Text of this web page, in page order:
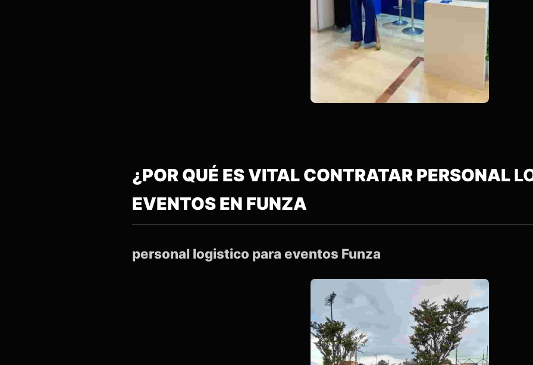
¿POR QUÉ ES VITAL CONTRATAR PERSONAL
EVENTOS EN FUNZA
personal logistico para eventos Funza